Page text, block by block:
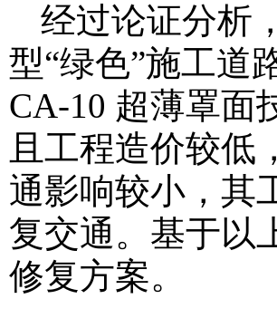
经过论证分析
型“绿色”施工道
CA-10 超薄罩面
且工程造价较低
通影响较小，其
复交通。基于以
修复方案。